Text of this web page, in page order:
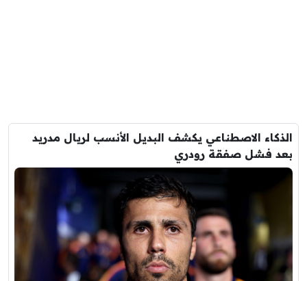
الذكاء الاصطناعي يكشف البديل الأنسب لريال مدريد
بعد فشل صفقة رودري